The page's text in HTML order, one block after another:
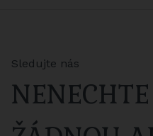
Sledujte nás